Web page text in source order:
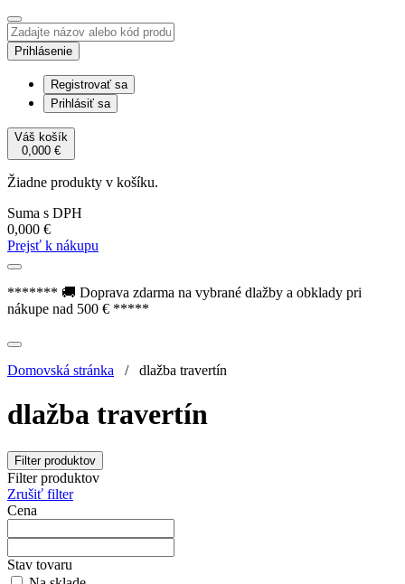
Prihlásenie
Registrovať sa
Prihlásiť sa
Váš košík
0,000 €
Žiadne produkty v košíku.
Suma s DPH
0,000 €
Prejsť k nákupu
******* 🚚 Doprava zdarma na vybrané dlažby a obklady pri
nákupe nad 500 € *****
Domovská stránka / dlažba travertín
dlažba travertín
Filter produktov
Filter produktov
Zrušiť filter
Cena
Stav tovaru